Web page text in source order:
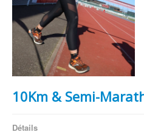
10Km & Semi-
Détails